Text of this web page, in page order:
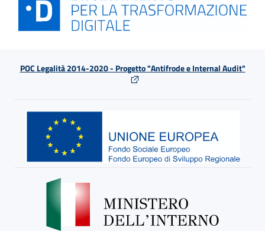
POC Legalità 2014-2020 - Progetto "Antifrode e Internal Audit"